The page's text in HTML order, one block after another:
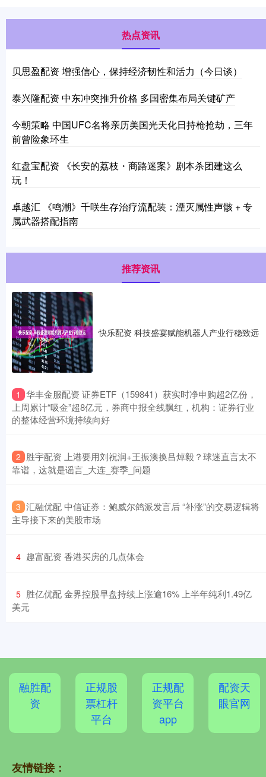
热点资讯
贝思盈配资 增强信心，保持经济韧性和活力（今日谈）
泰兴隆配资 中东冲突推升价格 多国密集布局关键矿产
今朝策略 中国UFC名将亲历美国光天化日持枪抢劫，三年
前曾险象环生
红盘宝配资 《长安的荔枝・商路迷案》剧本杀团建这么
玩！
卓越汇 《鸣潮》千咲生存治疗流配装：湮灭属性声骸 + 专
属武器搭配指南
推荐资讯
快乐配资 科技盛宴赋能机器人产业行稳致远
1 ​华丰金服配资 证券ETF（159841）获实时净申购超2亿份，
上周累计“吸金”超8亿元，券商中报全线飘红，机构：证券行业
的整体经营环境持续向好
2 ​胜宇配资 上港要用刘祝润+王振澳换吕焯毅？球迷直言太不
靠谱，这就是谣言_大连_赛季_问题
3 ​汇融优配 中信证券：鲍威尔鸽派发言后 “补涨”的交易逻辑将
主导接下来的美股市场
4 ​趣富配资 香港买房的几点体会
5 ​胜亿优配 金界控股早盘持续上涨逾16% 上半年纯利1.49亿
美元
融胜配
资
正规股
票杠杆
平台
正规配
资平台
app
配资天
眼官网
友情链接：